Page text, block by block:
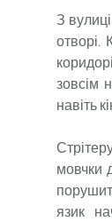
З
отворі.
зовсім
навіть
мовчки
язик